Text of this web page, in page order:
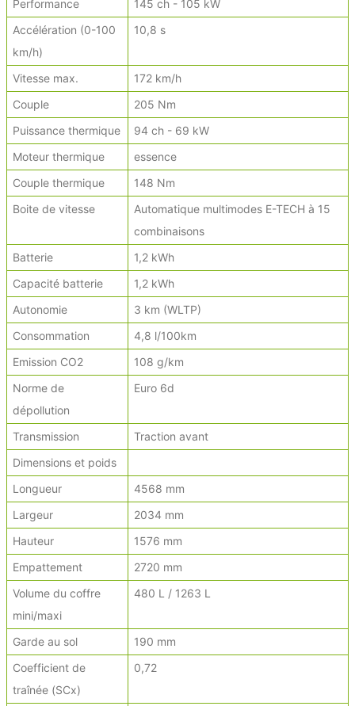
Performance
145 ch - 105 kW
Accélération (0-100
km/h)
10,8 s
Vitesse max.
172 km/h
Couple
205 Nm
Puissance thermique
94 ch - 69 kW
Moteur thermique
essence
Couple thermique
148 Nm
Boite de vitesse
Automatique multimodes E-TECH à 15
combinaisons
Batterie
1,2 kWh
Capacité batterie
1,2 kWh
Autonomie
3 km (WLTP)
Consommation
4,8 l/100km
Emission CO2
108 g/km
Norme de
dépollution
Euro 6d
Transmission
Traction avant
Dimensions et poids
Longueur
4568 mm
Largeur
2034 mm
Hauteur
1576 mm
Empattement
2720 mm
Volume du coffre
mini/maxi
480 L / 1263 L
Garde au sol
190 mm
Coefficient de
traînée (SCx)
0,72